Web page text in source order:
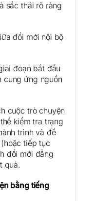
sắc thái rõ ràng
đổi mới nội bộ
đoạn bắt đầu
cung ứng nguồn
cuộc trò chuyện
kiểm tra trạng
trình và để
tiếp tục
đổi mới đẳng
quả.
bằng tiếng